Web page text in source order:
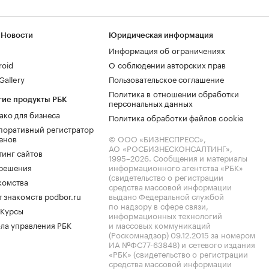
продукты РБК
для бизнеса
регистратор
сайтов
знакомств podbor.ru
управления РБК
Юридическая информация
Информация об ограничениях
О соблюдении авторских прав
Пользовательское соглашение
Политика в отношении обработки
персональных данных
Политика обработки файлов cookie
© ООО «БИЗНЕСПРЕСС»,
АО «РОСБИЗНЕСКОНСАЛТИНГ»,
1995–2026. Сообщения и материалы
информационного агентства «РБК»
(свидетельство о регистрации
средства массовой информации
выдано Федеральной службой
по надзору в сфере связи,
информационных технологий
и массовых коммуникаций
(Роскомнадзор) 09.12.2015 за номером
ИА №ФС77-63848) и сетевого издания
«РБК» (свидетельство о регистрации
средства массовой информации